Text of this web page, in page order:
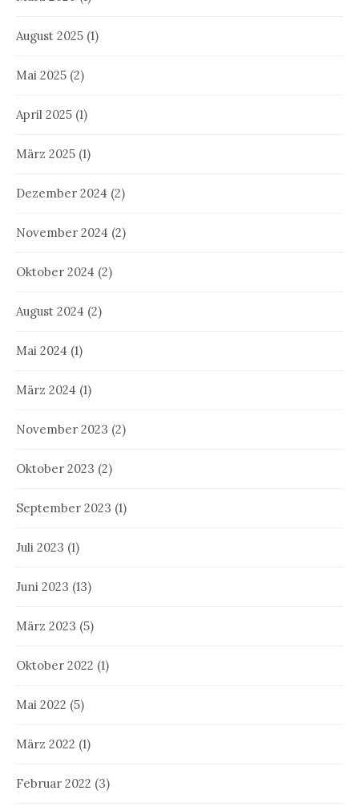
August 2025 (1)
Mai 2025 (2)
April 2025 (1)
März 2025 (1)
Dezember 2024 (2)
November 2024 (2)
Oktober 2024 (2)
August 2024 (2)
Mai 2024 (1)
März 2024 (1)
November 2023 (2)
Oktober 2023 (2)
September 2023 (1)
Juli 2023 (1)
Juni 2023 (13)
März 2023 (5)
Oktober 2022 (1)
Mai 2022 (5)
März 2022 (1)
Februar 2022 (3)